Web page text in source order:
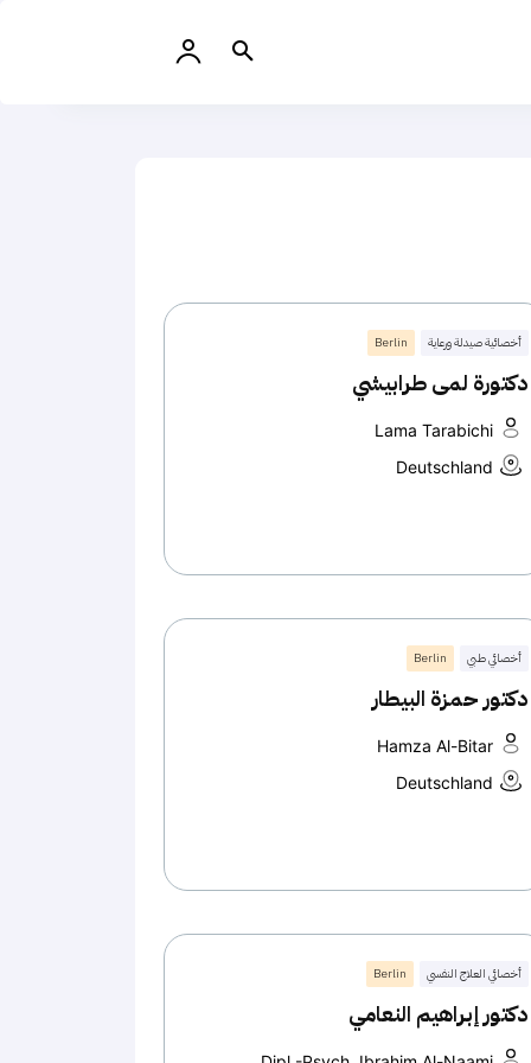
أخصائية صيدلة ورعاية Berlin
دكتورة لمى طرابيشي
Lama Tarabichi
Deutschland
أخصائي طبي Berlin
دكتور حمزة البيطار
Hamza Al-Bitar
Deutschland
أخصائي العلاج النفسي Berlin
دكتور إبراهيم النعامي